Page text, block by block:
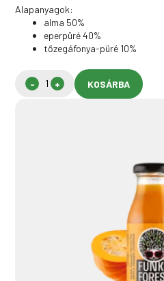
Alapanyagok:
alma 50%
eperpüré 40%
tőzegáfonya-püré 10%
KOSÁRBA